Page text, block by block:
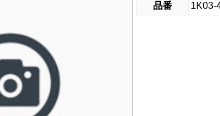
品番
1K03-